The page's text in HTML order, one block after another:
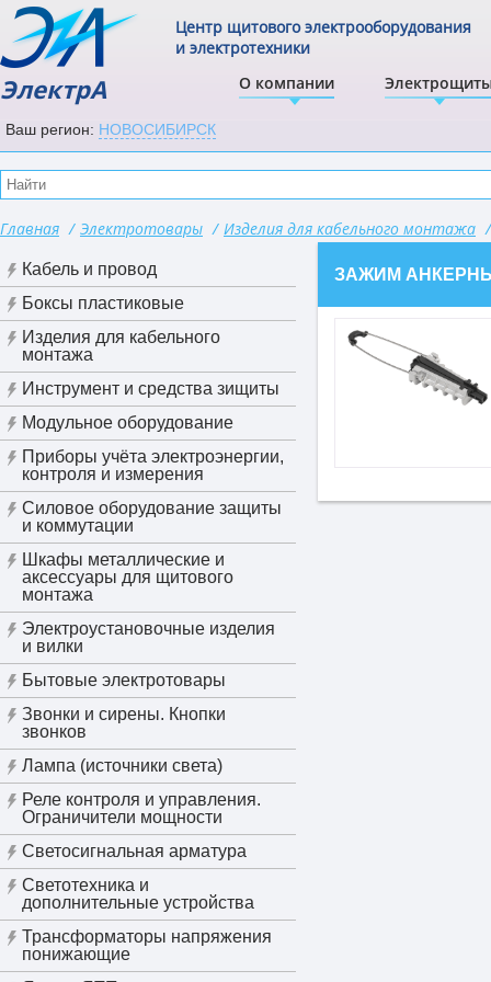
ЭлектрА О компании
Центр щитового электрооборудования
и электротехники
Ваш регион: НОВОСИБИРСК
Главная / Электротовары / Изделия для кабельного монтажа /
Кабель и провод
Боксы пластиковые
Изделия для кабельного
монтажа
Инструмент и средства зищиты
Модульное оборудование
Приборы учёта электроэнергии,
контроля и измерения
Силовое оборудование защиты
и коммутации
Шкафы металлические и
аксессуары для щитового
монтажа
Электроустановочные изделия
и вилки
Бытовые электротовары
Звонки и сирены. Кнопки
звонков
Лампа (источники света)
Реле контроля и управления.
Ограничители мощности
Светосигнальная арматура
Светотехника и
дополнительные устройства
Трансформаторы напряжения
понижающие
ЗАЖИМ